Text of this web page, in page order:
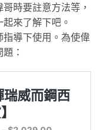
時要註意方法等，
來了解下吧。
導下使用。為使偉
：